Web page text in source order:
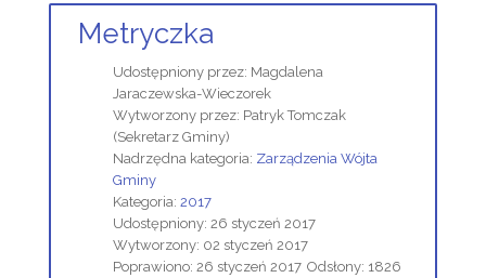
Metryczka
Udostępniony przez: Magdalena
Jaraczewska-Wieczorek
Wytworzony przez: Patryk Tomczak
(Sekretarz Gminy)
Nadrzędna kategoria: Zarządzenia Wójta
Gminy
Kategoria: 2017
Udostępniony: 26 styczeń 2017
Wytworzony: 02 styczeń 2017
Poprawiono: 26 styczeń 2017 Odsłony: 1826